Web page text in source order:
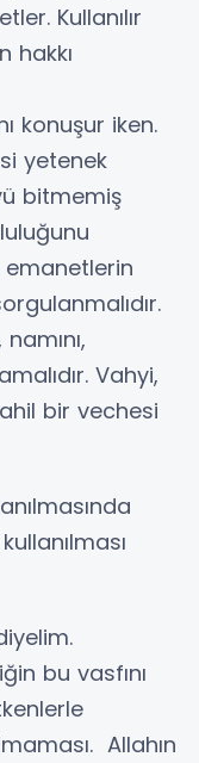
Kullanılır
hakkı
konuşur iken.
yetenek
bitmemiş
emanetlerin
Vahyi,
bir vechesi
bu vasfını
Allahın